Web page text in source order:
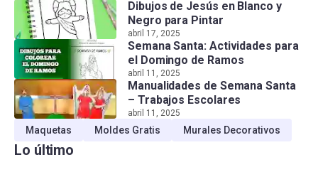
Dibujos de Jesús en Blanco y
Negro para Pintar
abril 17, 2025
Semana Santa: Actividades para
el Domingo de Ramos
abril 11, 2025
Manualidades de Semana Santa
– Trabajos Escolares
abril 11, 2025
Maquetas Moldes Gratis Murales Decorativos
Lo último